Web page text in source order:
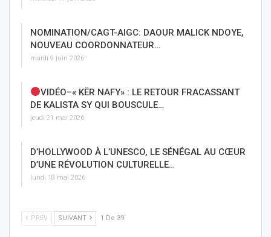
NOMINATION/CAGT-AIGC: DAOUR MALICK NDOYE,
NOUVEAU COORDONNATEUR…
mardi 9 juin 2026
VIDÉO–« KËR NAFY» : LE RETOUR FRACASSANT
DE KALISTA SY QUI BOUSCULE…
jeudi 21 mai 2026
D’HOLLYWOOD À L’UNESCO, LE SÉNÉGAL AU CŒUR
D’UNE RÉVOLUTION CULTURELLE…
lundi 18 mai 2026
PREV SUIVANT 1 De 39